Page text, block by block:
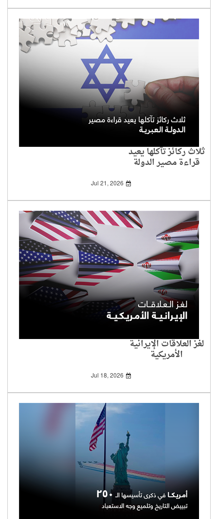
ثلاث ركائز تآكلها يعيد
قراءة مصير الدولة
Jul 21, 2026
لغز العلاقات الإيرانية
الأمريكية
Jul 18, 2026